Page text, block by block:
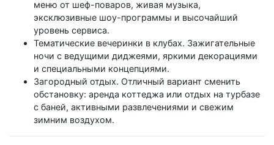
меню от шеф-поваров, живая музыка,
эксклюзивные шоу-программы и высочайший
уровень сервиса.
Тематические вечеринки в клубах. Зажигательные
ночи с ведущими диджеями, яркими декорациями
и специальными концепциями.
Загородный отдых. Отличный вариант сменить
обстановку: аренда коттеджа или отдых на турбазе
с баней, активными развлечениями и свежим
зимним воздухом.